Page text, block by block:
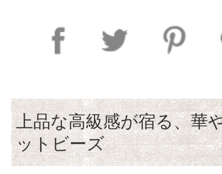
上品な高級感が宿る、華
ットビーズ